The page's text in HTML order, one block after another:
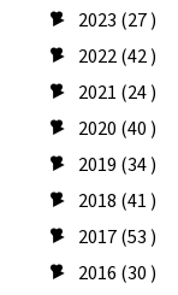
► 2023 (27 )
► 2022(42 )
► 2021 (24 )
► 2020 (40 )
► 2019 (34 )
► 2018 (41 )
► 2017(53 )
► 2016 (30 )